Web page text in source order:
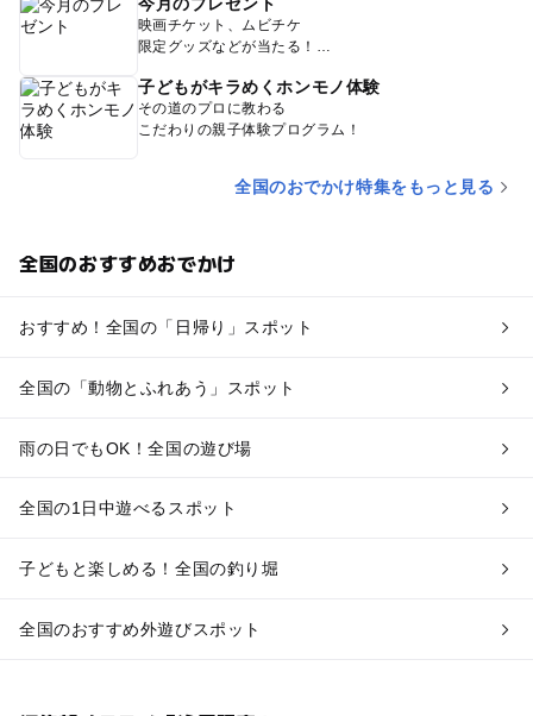
映画チケット、ムビチケ
限定グッズなどが当たる！
子どもがキラめくホンモノ体験
その道のプロに教わる
こだわりの親子体験プログラム！
全国のおでかけ特集をもっと見る
全国のおすすめおでかけ
おすすめ！全国の「日帰り」スポット
全国の「動物とふれあう」スポット
雨の日でもOK！全国の遊び場
全国の1日中遊べるスポット
子どもと楽しめる！全国の釣り堀
全国のおすすめ外遊びスポット